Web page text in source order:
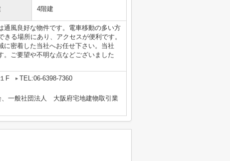
4階建
通風良好な物件です。電車移動の多い方
る場所にあり、アクセスが便利です。
に密着した当社へお任せ下さい。当社
。ご要望や不明な点などございました
F
TEL:06-6398-7360
一般社団法人 大阪府宅地建物取引業